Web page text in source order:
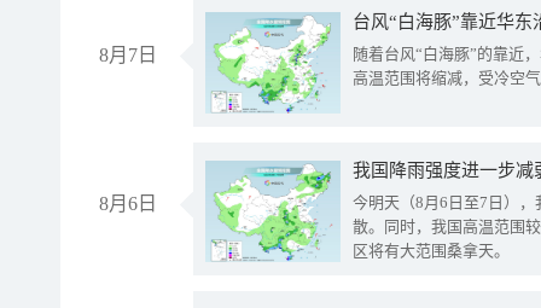
8月7日
台风“白海豚”靠近华
随着台风“白海豚”的靠近
高温范围将缩减，受冷空
8月6日
今明天（8月6日至7日）
散。同时，我国高温范围
区将有大范围桑拿天。